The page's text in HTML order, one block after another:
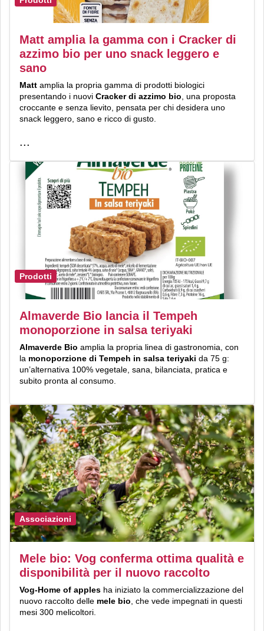
Matt amplia la gamma con i Cracker di
azzimo bio per uno snack leggero e
sano
Matt amplia la propria gamma di prodotti biologici
presentando i nuovi Cracker di azzimo bio , una proposta
croccante e senza lievito, pensata per chi desidera uno
snack leggero, sano e ricco di gusto.
...
Prodotti
Almaverde Bio lancia il Tempeh
monoporzione in salsa teriyaki
Almaverde Bio amplia la propria linea di gastronomia, con
la monoporzione di Tempeh in salsa teriyaki da 75 g:
un’alternativa 100% vegetale, sana, bilanciata, pratica e
subito pronta al consumo.
Associazioni
Mele bio: Vog conferma ottima qualità e
disponibilità per il nuovo raccolto
Vog-Home of apples ha iniziato la commercializzazione del
nuovo raccolto delle mele bio, che vede impegnati in questi
mesi 300 melicoltori.